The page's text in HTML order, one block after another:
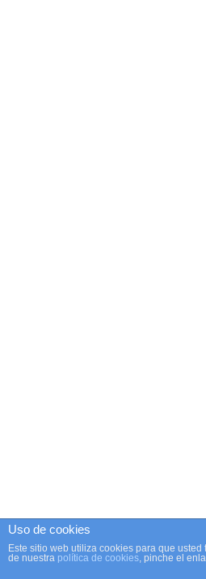
Uso de cookies
Este sitio web utiliza cookies para que
de nuestra política de cookies, pinche el